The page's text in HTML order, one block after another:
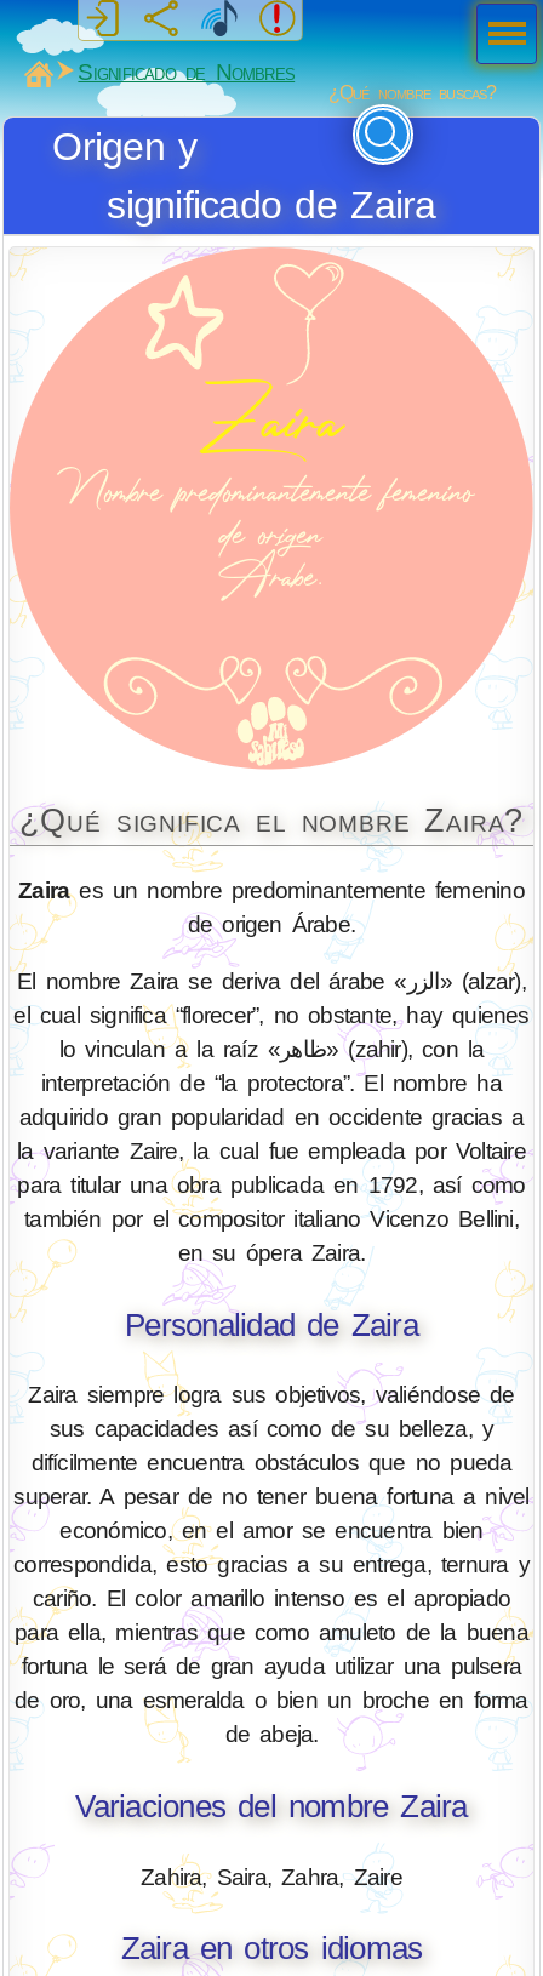
MiSabueso
Significado de Nombres
¿Qué nombre buscas?
Origen y
significado de Zaira
¿Qué significa el nombre Zaira?
Zairaes un nombre predominantemente femenino
de origen Árabe.
El nombre Zaira se deriva del árabe «الزر» (alzar),
el cual significa “florecer”, no obstante, hay quienes
lo vinculan a la raíz «ظاهر» (zahir), con la
interpretación de “la protectora”. El nombre ha
adquirido gran popularidad en occidente gracias a
la variante Zaire, la cual fue empleada por Voltaire
para titular una obra publicada en 1792, así como
también por el compositor italiano Vicenzo Bellini,
en su ópera Zaira.
Personalidad de Zaira
Zaira siempre logra sus objetivos, valiéndose de
sus capacidades así como de su belleza, y
difícilmente encuentra obstáculos que no pueda
superar. A pesar de no tener buena fortuna a nivel
económico, en el amor se encuentra bien
correspondida, esto gracias a su entrega, ternura y
cariño. El color amarillo intenso es el apropiado
para ella, mientras que como amuleto de la buena
fortuna le será de gran ayuda utilizar una pulsera
de oro, una esmeralda o bien un broche en forma
de abeja.
Variaciones del nombre Zaira
Zahira, Saira, Zahra, Zaire
Zaira en otros idiomas
Men
ú